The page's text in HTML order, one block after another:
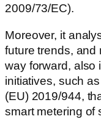
2009/73/EC).
Moreover, it
future trends, and
way forward, also
initiatives, such
(EU) 2019/944,
smart metering of